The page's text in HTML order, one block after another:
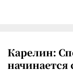
Карелин:
начинается